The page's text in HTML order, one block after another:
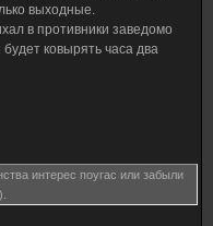
выходные.
в противники заведомо
ковырять часа два
интерес поугас или забыли